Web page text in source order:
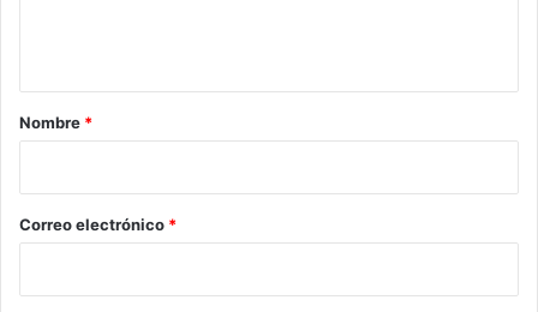
r
*
Nombre *
Correo electrónico *